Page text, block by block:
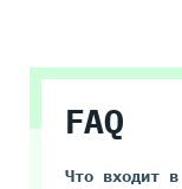
FAQ
Что входит